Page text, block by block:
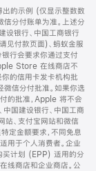
出的示例 (仅显示整数数
信分付账单为准。上述分
设银行、中国工商银行
见付款页面)、蚂蚁金服
行会要求你通过支付
Store 在线商店不
的信用卡发卡机构批
微信分付批准。如果你选
的批准，Apple 将不会
国建设银行、中国工商
站、支付宝网站和微信
定金额要求，不同免息
用于个人消费者。企业
买计划 (EPP) 适用的分
线商店和企业商店。公